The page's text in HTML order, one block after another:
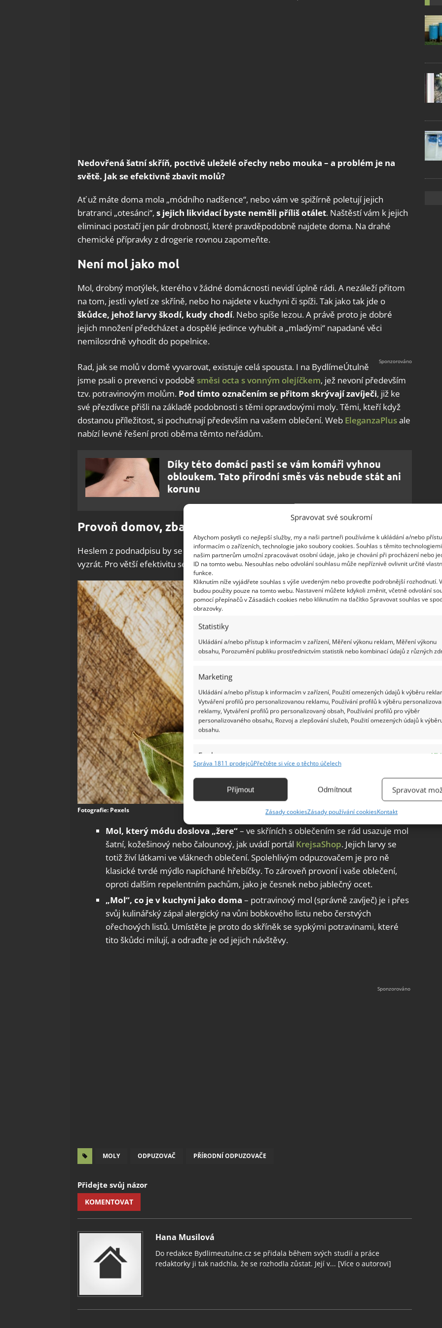
Spravovat své soukromí
Abychom poskytli co nejlepší služby, my a naši partneři používáme k ukládání a/nebo
informacím o zařízeních, technologie jako soubory cookies. Souhlas s těmito
našim partnerům umožní zpracovávat osobní údaje, jako je chování při procházení nebo
ID na tomto webu. Nesouhlas nebo odvolání souhlasu může nepříznivě ovlivnit určité
funkce.
Kliknutím níže vyjádřete souhlas s výše uvedeným nebo proveďte podrobnější rozhodnutí.
budou použity pouze na tomto webu. Nastavení můžete kdykoli změnit, včetně odvolání
pomocí přepínačů v Zásadách cookies nebo kliknutím na tlačítko Spravovat souhlas ve
obrazovky.
Statistiky
Ukládání a/nebo přístup k informacím v zařízení, Měření výkonu reklam, Měření výkonu
obsahu, Porozumění publiku prostřednictvím statistik nebo kombinací údajů z různých
Marketing
Ukládání a/nebo přístup k informacím v zařízení, Použití omezených údajů k výběru
Vytváření profilů pro personalizovanou reklamu, Používání profilů k výběru
reklamy, Vytváření profilů pro personalizovaný obsah, Používání profilů pro výběr
personalizovaného obsahu, Rozvoj a zlepšování služeb, Použití omezených údajů k
obsahu.
Funkce
Identifikace zařízení na základě automaticky přenášených informací.
základě aktivně vyžádaných informací.
Zajištění bezpečnosti, předcházení a zjišťování podvodů a
odstraňování chyb, Poskytování a zobrazování reklamy a obsahu,
Ukládání a sdělování voleb ochrany osobních údajů.
Správa 1811 prodejcůPřečtěte si více o těchto účelech
Příjmout Odmítnout Spravovat
Zásady cookiesZásady používání cookiesKontakt
Nedovřená šatní skříň, poctivě uleželé ořechy nebo mouka – a problém je na
světě. Jak se efektivně zbavit molů?
Ať už máte doma mola „módního nadšence“, nebo vám ve spižírně poletují jejich
bratranci „otesánci“, s jejich likvidací byste neměli příliš otálet. Naštěstí vám k jejich
eliminaci postačí jen pár drobností, které pravděpodobně najdete doma. Na drahé
chemické přípravky z drogerie rovnou zapomeňte.
Není mol jako mol
Mol, drobný motýlek, kterého v žádné domácnosti nevidí úplně rádi. A nezáleží přitom
na tom, jestli vyletí ze skříně, nebo ho najdete v kuchyni či spíži. Tak jako tak jde o
škůdce, jehož larvy škodí, kudy chodí. Nebo spíše lezou. A právě proto je dobré
jejich množení předcházet a dospělé jedince vyhubit a „mladými“ napadané věci
nemilosrdně vyhodit do popelnice.
Rad, jak se molů v domě vyvarovat, existuje celá spousta. I na BydlímeÚtulně
jsme psali o prevenci v podobě směsi octa s vonným olejíčkem, jež nevoní především
tzv. potravinovým molům. Pod tímto označením se přitom skrývají zavíječi, již ke
své přezdívce přišli na základě podobnosti s těmi opravdovými moly. Těmi, kteří když
dostanou příležitost, si pochutnají především na vašem oblečení. Web EleganzaPlusale
nabízí levné řešení proti oběma těmto neřádům.
Díky této domácí pasti se vám komáři vyhnou
obloukem. Tato přírodní směs vás nebude stát ani
korunu
Provoň domov, zbav se mola
Heslem z podnadpisu by se jednoduše dalo shrnout, jak na tyto protivné motýlky
vyzrát. Pro větší efektivitu se zaměřte na konkrétní druh, který se vám objevil doma:
Fotografie: Pexels
Mol, který módu doslova „žere“– ve skříních s oblečením se rád usazuje mol
šatní, kožešinový nebo čalounový, jak uvádí portál KrejsaShop. Jejich larvy se
totiž živí látkami ve vláknech oblečení. Spolehlivým odpuzovačem je pro ně
klasické tvrdé mýdlo napíchané hřebíčky. To zároveň provoní i vaše oblečení,
oproti dalším repelentním pachům, jako je česnek nebo jablečný ocet.
„Mol“, co je v kuchyni jako doma – potravinový mol (správně zavíječ) je i přes
svůj kulinářský zápal alergický na vůni bobkového listu nebo čerstvých
ořechových listů. Umístěte je proto do skříněk se sypkými potravinami, které
tito škůdci milují, a odraďte je od jejich návštěvy.
MOLY ODPUZOVAČ PŘÍRODNÍ ODPUZOVAČE
Přidejte svůj názor
KOMENTOVAT
Hana Musilová
Do redakce Bydlimeutulne.cz se přidala během svých studií a práce
redaktorky ji tak nadchla, že se rozhodla zůstat. Její v... [Více o autorovi]